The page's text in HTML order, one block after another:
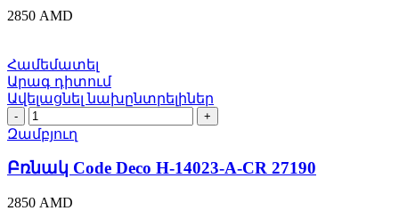
AB
quantity
2850 AMD
Համեմատել
Արագ դիտում
Ավելացնել նախընտրելիներ
Բռնակ
Code
Deco
H-
14023-
A-
CR
Զամբյուղ
Բռնակ Code Deco H-14023-A-CR 27190
2850 AMD